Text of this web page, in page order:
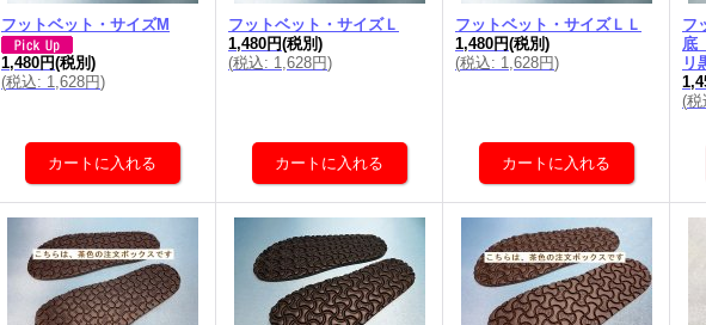
フットベット・サイズM
1,480円(税別)
(税込: 1,628円)
フットベット・サイズＬ
1,480円(税別)
(税込: 1,628円)
フットベット・サイズＬＬ
1,480円(税別)
(税込: 1,628円)
フ
底
リ
(税